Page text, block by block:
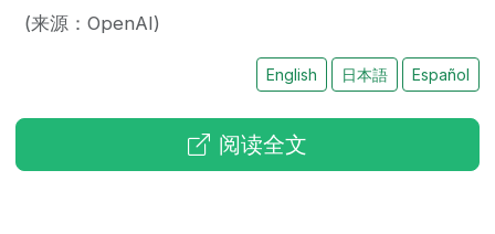
(来源：OpenAI)
English 日本語 Español
阅读全文